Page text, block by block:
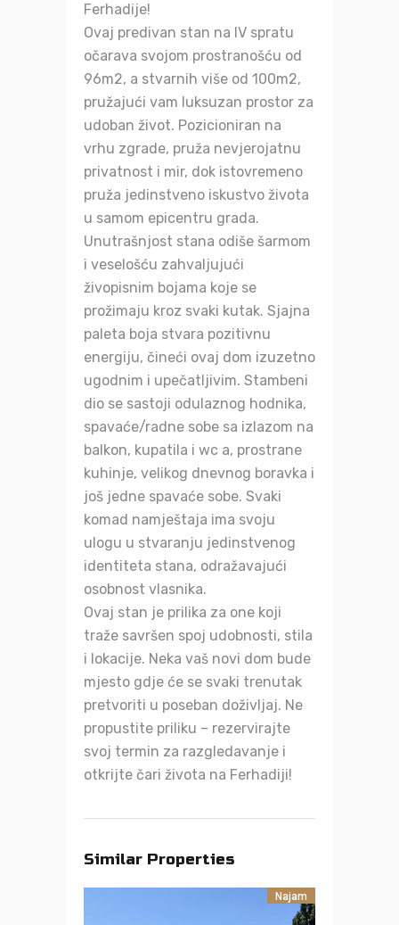
Ferhadije!
Ovaj predivan stan na IV spratu
očarava svojom prostranošću od
96m2, a stvarnih više od 100m2,
pružajući vam luksuzan prostor za
udoban život. Pozicioniran na
vrhu zgrade, pruža nevjerojatnu
privatnost i mir, dok istovremeno
pruža jedinstveno iskustvo života
u samom epicentru grada.
Unutrašnjost stana odiše šarmom
i veselošću zahvaljujući
živopisnim bojama koje se
prožimaju kroz svaki kutak. Sjajna
paleta boja stvara pozitivnu
energiju, čineći ovaj dom izuzetno
ugodnim i upečatljivim. Stambeni
dio se sastoji odulaznog hodnika,
spavaće/radne sobe sa izlazom na
balkon, kupatila i wc a, prostrane
kuhinje, velikog dnevnog boravka i
još jedne spavaće sobe. Svaki
komad namještaja ima svoju
ulogu u stvaranju jedinstvenog
identiteta stana, odražavajući
osobnost vlasnika.
Ovaj stan je prilika za one koji
traže savršen spoj udobnosti, stila
i lokacije. Neka vaš novi dom bude
mjesto gdje će se svaki trenutak
pretvoriti u poseban doživljaj. Ne
propustite priliku – rezervirajte
svoj termin za razgledavanje i
otkrijte čari života na Ferhadiji!
Similar Properties
Najam